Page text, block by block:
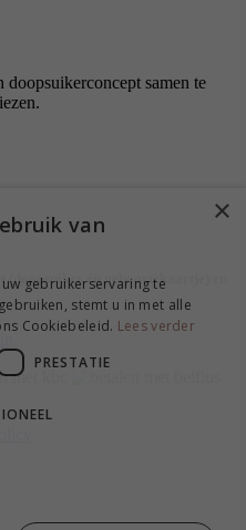
samen te
(doopsuiker én geboortekaartje) en
×
van
gebruikerservaring te
stemt u in met alle
Cookiebeleid. Lees verder
PRESTATIE